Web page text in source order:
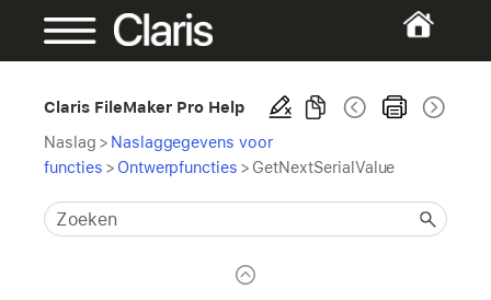
Claris FileMaker Pro Help
Naslag > Naslaggegevens voor
functies > Ontwerpfuncties > GetNextSerialValue